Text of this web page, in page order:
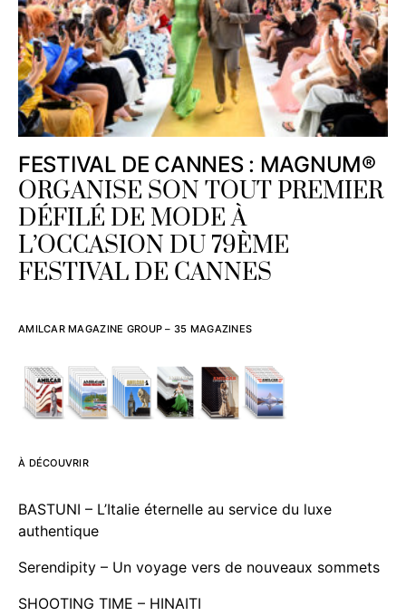
FESTIVAL DE CANNES : MAGNUM®
ORGANISE SON TOUT PREMIER
DÉFILÉ DE MODE À
L’OCCASION DU 79ÈME
FESTIVAL DE CANNES
AMILCAR MAGAZINE GROUP – 35 MAGAZINES
À DÉCOUVRIR
BASTUNI – L’Italie éternelle au service du luxe
authentique
Serendipity – Un voyage vers de nouveaux sommets
SHOOTING TIME – HINAITI